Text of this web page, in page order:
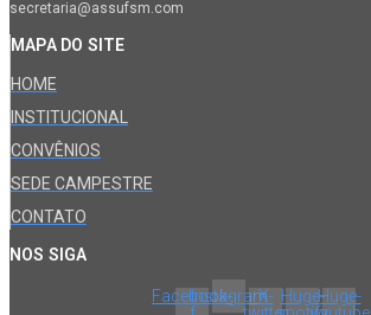
secretaria@assufsm.com
MAPA DO SITE
HOME
INSTITUCIONAL
CONVÊNIOS
SEDE CAMPESTRE
CONTATO
NOS SIGA
Facebook-
InstagramX- Huge-Huge-